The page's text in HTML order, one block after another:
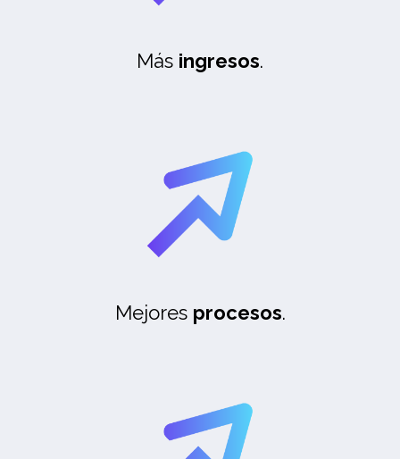
Más ingresos.
Mejores procesos.